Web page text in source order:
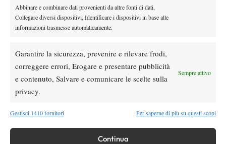
Abbinare e combinare dati provenienti da altre fonti di dati,
Collegare diversi dispositivi, Identificare i dispositivi in base alle
informazioni trasmesse automaticamente.
Garantire la sicurezza, prevenire e rilevare frodi,
correggere errori, Erogare e presentare pubblicità
e contenuto, Salvare e comunicare le scelte sulla
privacy.
Sempre attivo
Gestisci 1410 fornitori Per saperne di più su questi scopi
Continua
giochi sul cemento: per il livornese un primo turno contro
Zeballos, un altro che non ha propriamente fatto del duro una
filosofia di vita sebbene sia stato capace di portare a casa un
eliminato subito questa settimana.
J.D. contro J.J.
Parecchi spunti interessanti anche a